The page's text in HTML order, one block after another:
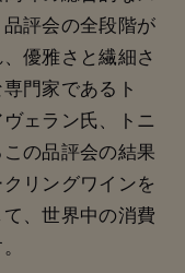
評会の全段階が
優雅さと繊細さ
門家であるト
ェラン氏、トニ
の品評会の結果
リングワインを
、世界中の消費